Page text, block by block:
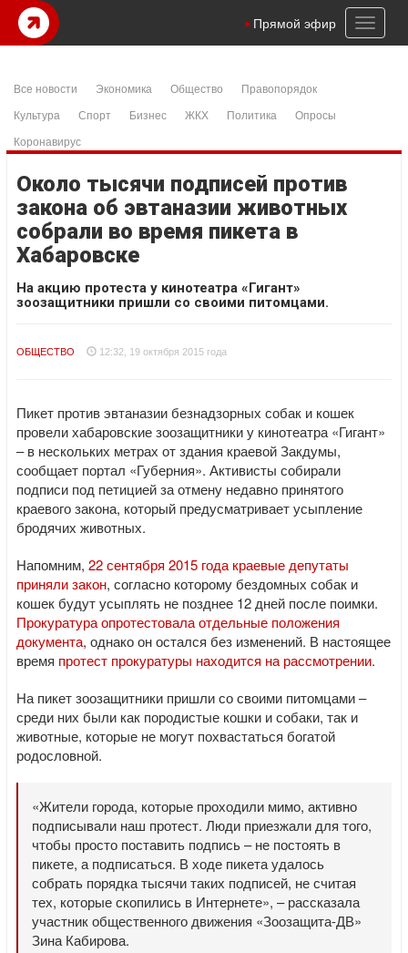
Toggle
Прямой эфир
Все новости Экономика Общество
Правопорядок
Культура
Спорт Бизнес ЖКХ Политика
Опросы
Коронавирус
Около тысячи подписей против
закона об эвтаназии животных
собрали во время пикета в
Хабаровске
На акцию протеста у кинотеатра «Гигант»
зоозащитники пришли со своими питомцами.
ОБЩЕСТВО 12:32, 19 октября 2015 года
Пикет против эвтаназии безнадзорных собак и кошек
провели хабаровские зоозащитники у кинотеатра «Гигант»
– в нескольких метрах от здания краевой Закдумы,
сообщает портал «Губерния». Активисты собирали
подписи под петицией за отмену недавно принятого
краевого закона, который предусматривает усыпление
бродячих животных.
Напомним, 22 сентября 2015 года краевые депутаты
приняли закон, согласно которому бездомных собак и
кошек будут усыплять не позднее 12 дней после поимки.
Прокуратура опротестовала отдельные положения
документа, однако он остался без изменений. В настоящее
время протест прокуратуры находится на рассмотрении.
На пикет зоозащитники пришли со своими питомцами –
среди них были как породистые кошки и собаки, так и
животные, которые не могут похвастаться богатой
родословной.
«Жители города, которые проходили мимо, активно
подписывали наш протест. Люди приезжали для того,
чтобы просто поставить подпись – не постоять в
пикете, а подписаться. В ходе пикета удалось
собрать порядка тысячи таких подписей, не считая
тех, которые скопились в Интернете», – рассказала
участник общественного движения «Зоозащита-ДВ»
Зина Кабирова.